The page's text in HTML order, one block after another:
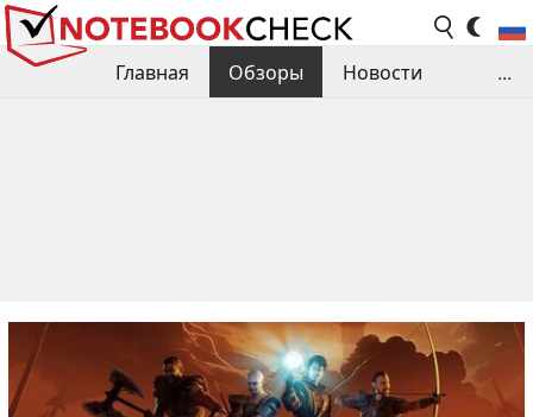
Главная Обзоры
Новости
...